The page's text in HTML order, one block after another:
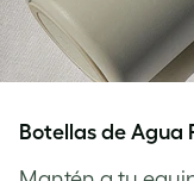
Botellas de Agua